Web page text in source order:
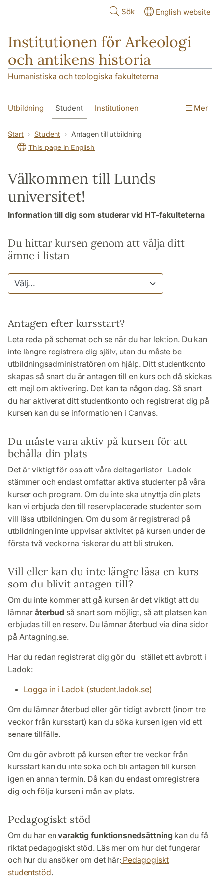
Sök English website
Institutionen för Arkeologi
och antikens historia
Humanistiska och teologiska fakulteterna
Utbildning Student Institutionen
Forskning Kontakt
Mer
Start Student
Antagen till utbildning
This page in English
Välkommen till Lunds
universitet!
Information till dig som studerar vid HT-fakulteterna
Du hittar kursen genom att välja ditt
ämne i listan
Antagen efter kursstart?
Leta reda på schemat och se när du har lektion. Du kan
inte längre registrera dig själv, utan du måste be
utbildningsadministratören om hjälp. Ditt studentkonto
skapas så snart du är antagen till en kurs och då skickas
ett mejl om aktivering. Det kan ta någon dag. Så snart
du har aktiverat ditt studentkonto och registrerat dig på
kursen kan du se informationen i Canvas.
Du måste vara aktiv på kursen för att
behålla din plats
Det är viktigt för oss att våra deltagarlistor i Ladok
stämmer och endast omfattar aktiva studenter på våra
kurser och program. Om du inte ska utnyttja din plats
kan vi erbjuda den till reservplacerade studenter som
vill läsa utbildningen. Om du som är registrerad på
utbildningen inte uppvisar aktivitet på kursen under de
första två veckorna riskerar du att bli struken.
Vill eller kan du inte längre läsa en kurs
som du blivit antagen till?
Om du inte kommer att gå kursen är det viktigt att du
lämnar återbud så snart som möjligt, så att platsen kan
erbjudas till en reserv. Du lämnar återbud via dina sidor
på Antagning.se.
Har du redan registrerat dig gör du i stället ett avbrott i
Ladok:
Logga in i Ladok (student.ladok.se)
Om du lämnar återbud eller gör tidigt avbrott (inom tre
veckor från kursstart) kan du söka kursen igen vid ett
senare tillfälle.
Om du gör avbrott på kursen efter tre veckor från
kursstart kan du inte söka och bli antagen till kursen
igen en annan termin. Då kan du endast omregistrera
dig och följa kursen i mån av plats.
Pedagogiskt stöd
Om du har envaraktig funktionsnedsättning kan du få
riktat pedagogiskt stöd. Läs mer om hur det fungerar
och hur du ansöker om det här: Pedagogiskt
studentstöd.